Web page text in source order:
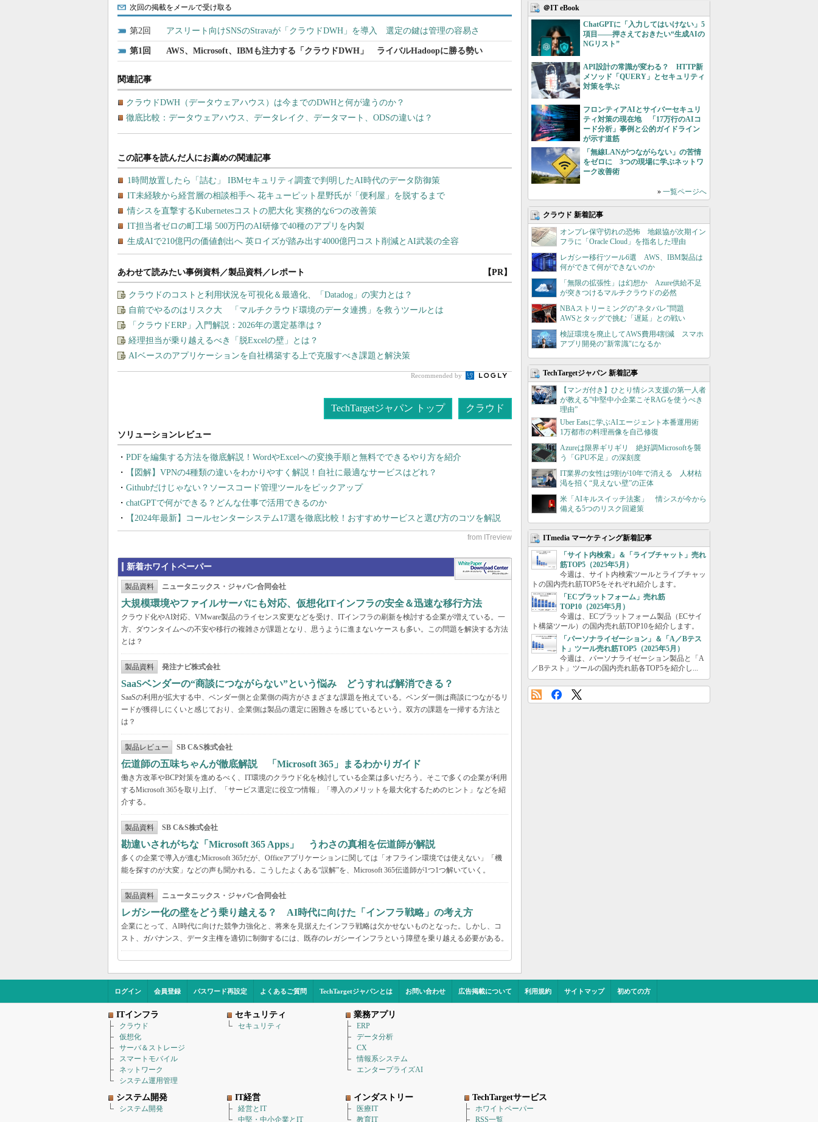
次回の掲載をメールで受け取る
2 アスリート向けSNSのStravaが「クラウドDWH」を導入 選定の鍵は管理の容易さ
1 AWS、Microsoft、IBMも注力する「クラウドDWH」 ライバルHadoopに勝る勢い
関連記事
クラウドDWH（データウェアハウス）は今までのDWHと何が違うのか？
徹底比較：データウェアハウス、データレイク、データマート、ODSの違いは？
あわせて読みたい事例資料／製品資料／レポート 【PR】
クラウドのコストと利用状況を可視化＆最適化、「Datadog」の実力とは？
自前でやるのはリスク大 「マルチクラウド環境のデータ連携」を救うツールとは
「クラウドERP」入門解説：2026年の選定基準は？
経理担当が乗り越えるべき「脱Excelの壁」とは？
AIベースのアプリケーションを自社構築する上で克服すべき課題と解決策
Recommended by
TechTargetジャパン トップ クラウド
PDFを編集する方法を徹底解説！WordやExcelへの変換手順と無料でできるやり方を紹介
【図解】VPNの4種類の違いをわかりやすく解説！自社に最適なサービスはどれ？
Githubだけじゃない？ソースコード管理ツールをピックアップ
chatGPTで何ができる？どんな仕事で活用できるのか
【2024年最新】コールセンターシステム17選を徹底比較！おすすめサービスと選び方のコツを解説
新着ホワイトペーパー
製品資料 ニュータニックス・ジャパン合同会社
大規模環境やファイルサーバにも対応、仮想化ITインフラの安全＆迅速な移行方法
クラウド化やAI対応、VMware製品のライセンス変更などを受け、ITインフラの刷新を検討する企業が増えている。一
方、ダウンタイムへの不安や移行の複雑さが課題となり、思うように進まないケースも多い。この問題を解決する方法
とは？
製品資料 発注ナビ株式会社
SaaSベンダーの“商談につながらない”という悩み どうすれば解消できる？
SaaSの利用が拡大する中、ベンダー側と企業側の両方がさまざまな課題を抱えている。ベンダー側は商談につながるリ
ードが獲得しにくいと感じており、企業側は製品の選定に困難さを感じているという。双方の課題を一掃する方法と
は？
製品レビュー SB C&S株式会社
伝道師の五味ちゃんが徹底解説 「Microsoft 365」まるわかりガイド
働き方改革やBCP対策を進めるべく、IT環境のクラウド化を検討している企業は多いだろう。そこで多くの企業が利用
するMicrosoft 365を取り上げ、「サービス選定に役立つ情報」「導入のメリットを最大化するためのヒント」などを紹
介する。
製品資料 SB C&S株式会社
勘違いされがちな「Microsoft 365 Apps」 うわさの真相を伝道師が解説
多くの企業で導入が進むMicrosoft 365だが、Officeアプリケーションに関しては「オフライン環境では使えない」「機
能を探すのが大変」などの声も聞かれる。こうしたよくある“誤解”を、Microsoft 365伝道師が1つ1つ解いていく。
製品資料 ニュータニックス・ジャパン合同会社
レガシー化の壁をどう乗り越える？ AI時代に向けた「インフラ戦略」の考え方
企業にとって、AI時代に向けた競争力強化と、将来を見据えたインフラ戦略は欠かせないものとなった。しかし、コ
スト、ガバナンス、データ主権を適切に制御するには、既存のレガシーインフラという障壁を乗り越える必要がある。
＠IT eBook
ChatGPTに「入力してはいけない」5
項目――押さえておきたい“生成AIの
NGリスト”
API設計の常識が変わる？ HTTP新
メソッド「QUERY」とセキュリティ
対策を学ぶ
フロンティアAIとサイバーセキュリ
ティ対策の現在地 「17万行のAIコ
ード分析」事例と公的ガイドライン
が示す道筋
「無線LANがつながらない」の苦情
をゼロに 3つの現場に学ぶネットワ
ーク改善術
» 一覧ページへ
クラウド 新着記事
オンプレ保守切れの恐怖 地銀協が次期イン
フラに「Oracle Cloud」を指名した理由
レガシー移行ツール6選 AWS、IBM製品は
何ができて何ができないのか
「無限の拡張性」は幻想か Azure供給不足
が突きつけるマルチクラウドの必然
NBAストリーミングの“ネタバレ”問題
AWSとタッグで挑む「遅延」との戦い
検証環境を廃止してAWS費用4割減 スマホ
アプリ開発の"新常識"になるか
TechTargetジャパン 新着記事
【マンガ付き】ひとり情シス支援の第一人者
が教える”中堅中小企業こそRAGを使うべき
理由”
Uber Eatsに学ぶAIエージェント本番運用術
1万都市の料理画像を自己修復
Azureは限界ギリギリ 絶好調Microsoftを襲
う「GPU不足」の深刻度
IT業界の女性は9割が10年で消える 人材枯
渇を招く“見えない壁”の正体
米「AIキルスイッチ法案」 情シスが今から
備える5つのリスク回避策
ITmedia マーケティング新着記事
「サイト内検索」＆「ライブチャット」売れ
筋TOP5（2025年5月）
今週は、サイト内検索ツールとライブチャッ
トの国内売れ筋TOP5をそれぞれ紹介します。
「ECプラットフォーム」売れ筋
TOP10（2025年5月）
今週は、ECプラットフォーム製品（ECサイ
ト構築ツール）の国内売れ筋TOP10を紹介します。
「パーソナライゼーション」＆「A／Bテス
ト」ツール売れ筋TOP5（2025年5月）
今週は、パーソナライゼーション製品と「A
／Bテスト」ツールの国内売れ筋各TOP5を紹介し...
ログイン 会員登録 パスワード再設定 よくあるご質問 TechTargetジャパンとは お問い合わせ 広告掲載について 利用規約 サイトマップ 初めての方
ITインフラ
クラウド
仮想化
サーバ＆ストレージ
スマートモバイル
ネットワーク
システム運用管理
セキュリティ
セキュリティ
業務アプリ
ERP
データ分析
CX
情報系システム
エンタープライズAI
システム開発
システム開発
IT経営
経営とIT
中堅・中小企業とIT
インダストリー
医療IT
教育IT
TechTargetサービス
ホワイトペーパー
RSS一覧